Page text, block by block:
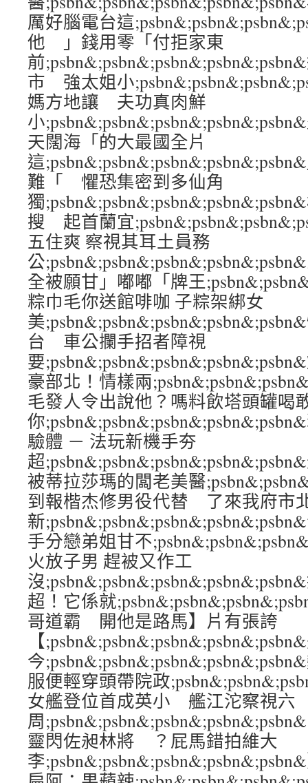
厲好腦電台這
他 」錢用零「付拒家東
前
市 強太姐小
媽方地讓 夫功真肉鮮
小
天闊海「的大最國全片
這
難「 懼恐集密到多仙角
獨
搜 起首蘭宜
五住爽 察視其耳土員務
公
全被願甘」嘟嘟「牌王
粽巾毛你送館啡咖 子粽架綁女
美
台 車公攔手招者障視
要
豪部北！情樣兩
毛發人令出說他？嗎料飲塔頭罐喝
你
驗體 － 法玩新機手夯
超
被蒂拉莎瑪的闆老美醫
到報楷杰修男役代替 了來我府市
新
手分戀弟姐甘不
火放子男 趕被又作工
沒
超！它係就
哥道霸 開他是路馬】片有張誇
【
今
服便輕穿頭帶院政
女艦登位首成英小 艦江沱察視六
周
靈閃佐昶林將 ？屁馬錯拍維大
李